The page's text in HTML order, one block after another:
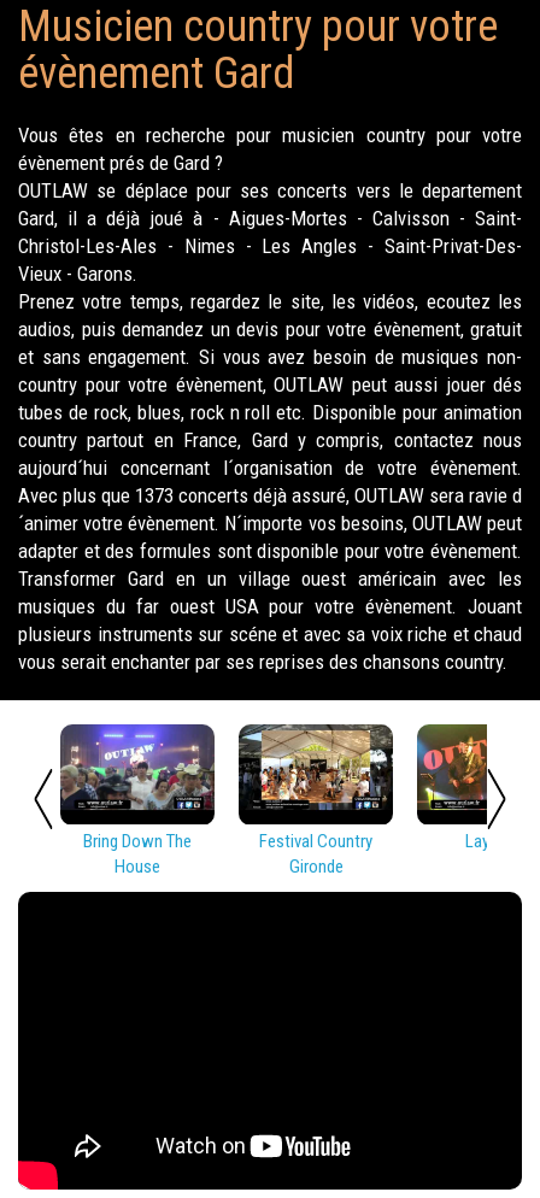
Musicien country pour votre
évènement Gard
Vous êtes en recherche pour musicien country pour votre
évènement prés de Gard ?
OUTLAW se déplace pour ses concerts vers le departement
Gard, il a déjà joué à - Aigues-Mortes - Calvisson - Saint-
Christol-Les-Ales - Nimes - Les Angles - Saint-Privat-Des-
Vieux - Garons.
Prenez votre temps, regardez le site, les vidéos, ecoutez les
audios, puis demandez un devis pour votre évènement, gratuit
et sans engagement. Si vous avez besoin de musiques non-
country pour votre évènement, OUTLAW peut aussi jouer dés
tubes de rock, blues, rock n roll etc. Disponible pour animation
country partout en France, Gard y compris, contactez nous
aujourd´hui concernant l´organisation de votre évènement.
Avec plus que 1373 concerts déjà assuré, OUTLAW sera ravie d
´animer votre évènement. N´importe vos besoins, OUTLAW peut
adapter et des formules sont disponible pour votre évènement.
Transformer Gard en un village ouest américain avec les
musiques du far ouest USA pour votre évènement. Jouant
plusieurs instruments sur scéne et avec sa voix riche et chaud
vous serait enchanter par ses reprises des chansons country.
Bring Down The
House
Festival Country
Gironde
Lay Low